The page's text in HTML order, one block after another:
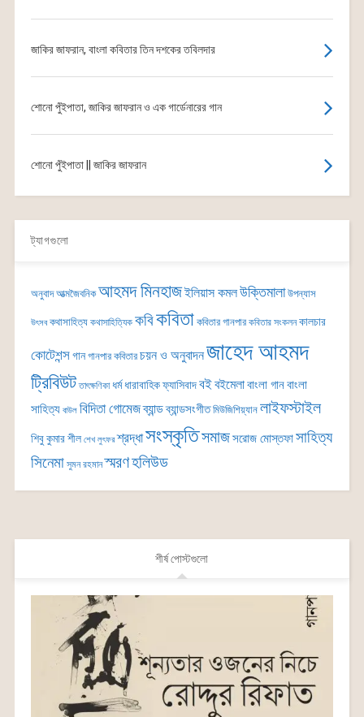
জাকির জাফরান, বাংলা কবিতার তিন দশকের তবিলদার
শোনো পুঁইপাতা, জাকির জাফরান ও এক গার্ডেনারের গান
শোনো পুঁইপাতা || জাকির জাফরান
ট্যাগগুলো
অনুবাদ আত্মজৈবনিক আহমদ মিনহাজইলিয়াস কমলউক্তিমালা উপন্যাস
উৎসব কথাসাহিত্য কথাসাহিত্যিক কবিকবিতা কবিতার গানপার কবিতার সংকলন কালচার
কোটেশন্সগান গানপার কবিতার চয়ন ও অনুবাদনজাহেদ আহমদ
ট্রিবিউট তাৎক্ষণিকা ধর্ম ধারাবাহিকফ্যাসিবাদবইবইমেলাবাংলা গানবাংলা
সাহিত্য বাউল বিদিতা গোমেজব্যান্ডব্যান্ডসংগীত মিউজিশিয়্যান লাইফস্টাইল
শিবু কুমার শীল শেখ লুৎফর শ্রদ্ধাসংস্কৃতিসমাজসরোজ মোস্তফাসাহিত্য
সিনেমা সুমন রহমান স্মরণহলিউড
শীর্ষ পোস্টগুলো